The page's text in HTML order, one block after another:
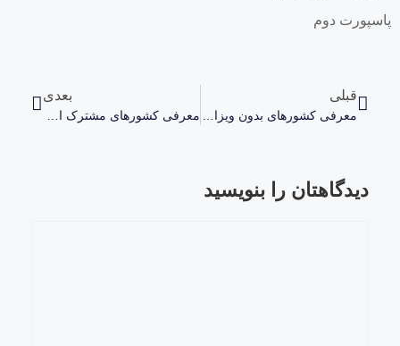
پاسپورت دوم
قبلی بعدی
دیدگاهتان را بنویسید